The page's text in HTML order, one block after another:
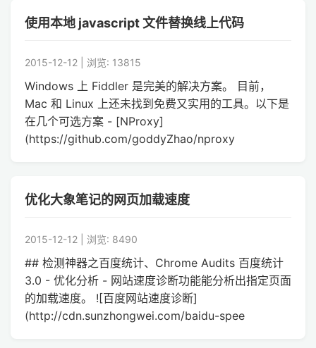
使用本地 javascript 文件替换线上代码
2015-12-12 | 浏览: 13815
Windows 上 Fiddler 是完美的解决方案。 目前，
Mac 和 Linux 上还未找到免费又实用的工具。以下是
在几个可选方案 - [NProxy]
(https://github.com/goddyZhao/nproxy
优化大象笔记的网页加载速度
2015-12-12 | 浏览: 8490
## 检测神器之百度统计、Chrome Audits 百度统计
3.0 - 优化分析 - 网站速度诊断功能能分析出指定页面
的加载速度。 ![百度网站速度诊断]
(http://cdn.sunzhongwei.com/baidu-spee